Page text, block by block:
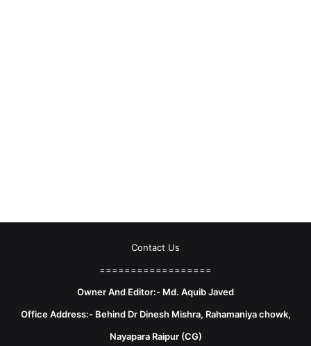
Contact Us
==================
Owner And Editor:- Md. Aquib Javed
Office Address:- Behind Dr Dinesh Mishra, Rahamaniya chowk,
Nayapara Raipur (CG)